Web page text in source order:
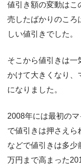
値引き額の変動はこ
売したばかりのころ
しい値引きでした。
そこから値引きは一
かけて大きくなり、
になりました。
2008年には最初の
で値引きは押さえら
などで値引きは多少
万円まで高まった